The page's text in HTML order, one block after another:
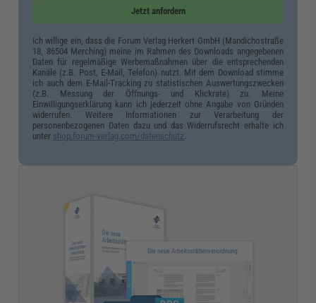
Jetzt anfordern
Ich willige ein, dass die Forum Verlag Herkert GmbH (Mandichostraße
18, 86504 Merching) meine im Rahmen des Downloads angegebenen
Daten für regelmäßige Werbemaßnahmen über die entsprechenden
Kanäle (z.B. Post, E-Mail, Telefon) nutzt. Mit dem Download stimme
ich auch dem E-Mail-Tracking zu statistischen Auswertungszwecken
(z.B. Messung der Öffnungs- und Klickrate) zu. Meine
Einwilligungserklärung kann ich jederzeit ohne Angabe von Gründen
widerrufen. Weitere Informationen zur Verarbeitung der
personenbezogenen Daten dazu und das Widerrufsrecht erhalte ich
unter shop.forum-verlag.com/datenschutz.